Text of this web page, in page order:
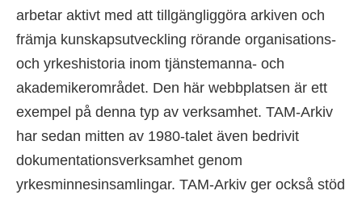
arbetar aktivt med att tillgängliggöra arkiven och
främja kunskapsutveckling rörande organisations-
och yrkeshistoria inom tjänstemanna- och
akademikerområdet. Den här webbplatsen är ett
exempel på denna typ av verksamhet. TAM-Arkiv
har sedan mitten av 1980-talet även bedrivit
dokumentationsverksamhet genom
yrkesminnesinsamlingar. TAM-Arkiv ger också stöd